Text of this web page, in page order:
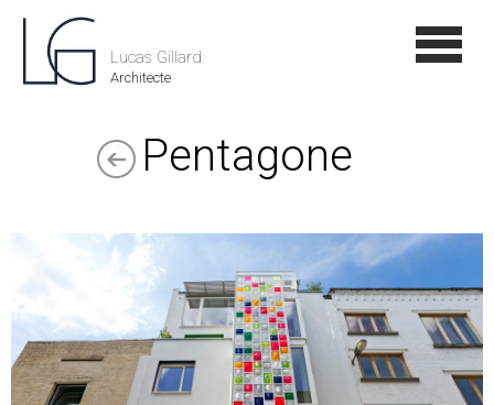
Lucas Gillard
Architecte
Pentagone